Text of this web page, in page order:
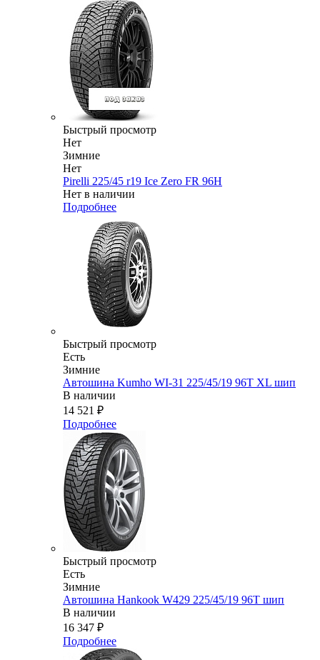
Быстрый просмотр
Нет
Зимние
Нет
Pirelli 225/45 r19 Ice Zero FR 96H
Нет в наличии
Подробнее
Быстрый просмотр
Есть
Зимние
Автошина Kumho WI-31 225/45/19 96T XL шип
В наличии
14 521 ₽
Подробнее
Быстрый просмотр
Есть
Зимние
Автошина Hankook W429 225/45/19 96T шип
В наличии
16 347 ₽
Подробнее